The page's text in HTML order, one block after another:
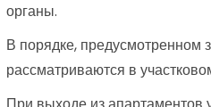
органы.
В порядке, предусмотренном
рассматриваются в